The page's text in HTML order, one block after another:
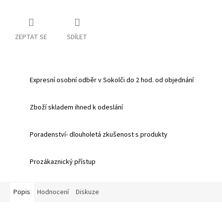
ZEPTAT SE SDÍLET
Expresní osobní odběr v Sokolči do 2 hod. od objednání
Zboží skladem ihned k odeslání
Poradenství- dlouholetá zkušenost s produkty
Prozákaznický přístup
Popis Hodnocení Diskuze